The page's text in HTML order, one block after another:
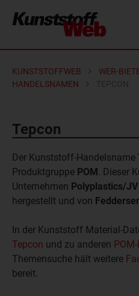
KUNSTSTOFFWEB
WER-
HANDELSNAMEN
Tepcon
Der Kunststoff-Handelsname
Produktgruppe POM. Dieser
Unternehmen Polyplastics/
hergestellt und von
In der Kunststoff Material-
Tepcon und zu anderen
Themensuche hält weitere
bereit.